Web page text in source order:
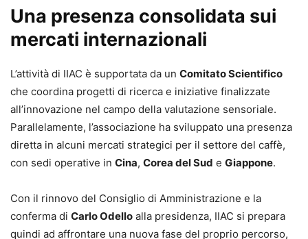
Una presenza consolidata sui
mercati internazionali
L’attività di IIAC è supportata da un Comitato Scientifico
che coordina progetti di ricerca e iniziative finalizzate
all’innovazione nel campo della valutazione sensoriale.
Parallelamente, l’associazione ha sviluppato una presenza
diretta in alcuni mercati strategici per il settore del caffè,
con sedi operative in Cina, Corea del Sud e Giappone.
Con il rinnovo del Consiglio di Amministrazione e la
conferma di Carlo Odello alla presidenza, IIAC si prepara
quindi ad affrontare una nuova fase del proprio percorso,